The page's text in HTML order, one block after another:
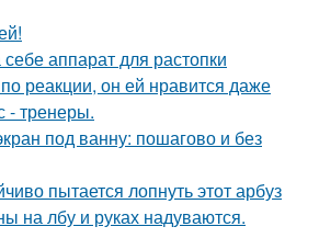
аппарат для растопки
реакции, он ей нравится даже
- тренеры.
под ванну: пошагово и без
пытается лопнуть этот арбуз
на лбу и руках надуваются.